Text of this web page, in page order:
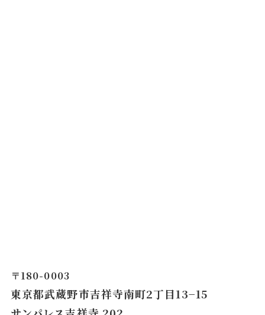
〒180-0003
東京都武蔵野市吉祥寺南町2丁目13−15